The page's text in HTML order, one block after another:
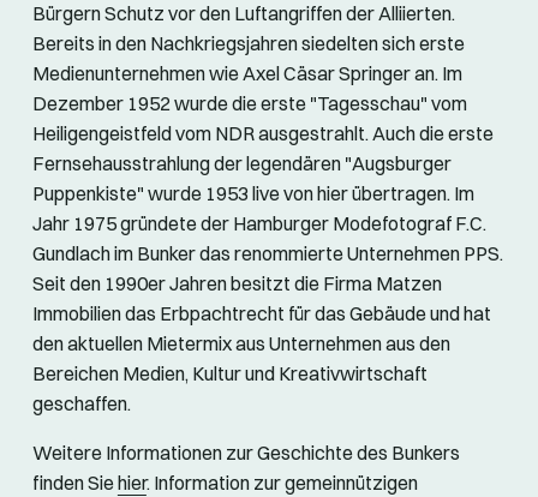
Bürgern Schutz vor den Luftangriffen der Alliierten.
Bereits in den Nachkriegsjahren siedelten sich erste
Medienunternehmen wie Axel Cäsar Springer an. Im
Dezember 1952 wurde die erste "Tagesschau" vom
Heiligengeistfeld vom NDR ausgestrahlt. Auch die erste
Fernsehausstrahlung der legendären "Augsburger
Puppenkiste" wurde 1953 live von hier übertragen. Im
Jahr 1975 gründete der Hamburger Modefotograf F.C.
Gundlach im Bunker das renommierte Unternehmen PPS.
Seit den 1990er Jahren besitzt die Firma Matzen
Immobilien das Erbpachtrecht für das Gebäude und hat
den aktuellen Mietermix aus Unternehmen aus den
Bereichen Medien, Kultur und Kreativwirtschaft
geschaffen.
Weitere Informationen zur Geschichte des Bunkers
finden Siehier. Information zur gemeinnützigen